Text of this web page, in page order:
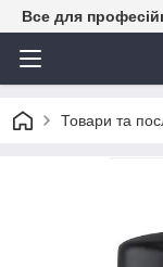
Все для
Товари та